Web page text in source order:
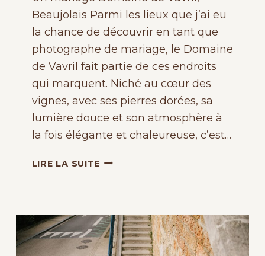
Beaujolais Parmi les lieux que j’ai eu
la chance de découvrir en tant que
photographe de mariage, le Domaine
de Vavril fait partie de ces endroits
qui marquent. Niché au cœur des
vignes, avec ses pierres dorées, sa
lumière douce et son atmosphère à
la fois élégante et chaleureuse, c’est…
LIRE LA SUITE MARIAGE
VAVRIL